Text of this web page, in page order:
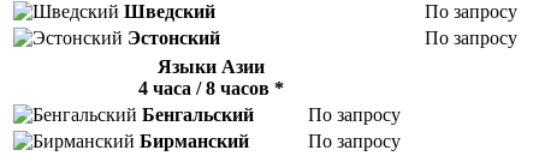
Шведский
По запросу
Эстонский
По запросу
Языки Азии
4 часа / 8 часов *
Бенгальский
По запросу
Бирманский
По запросу